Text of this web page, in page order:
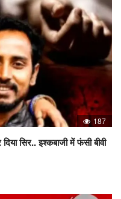
187
सिर.. इश्कबाजी में फंसी बीवी